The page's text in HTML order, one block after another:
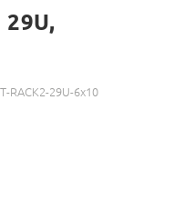
RACK2-29U-6x10